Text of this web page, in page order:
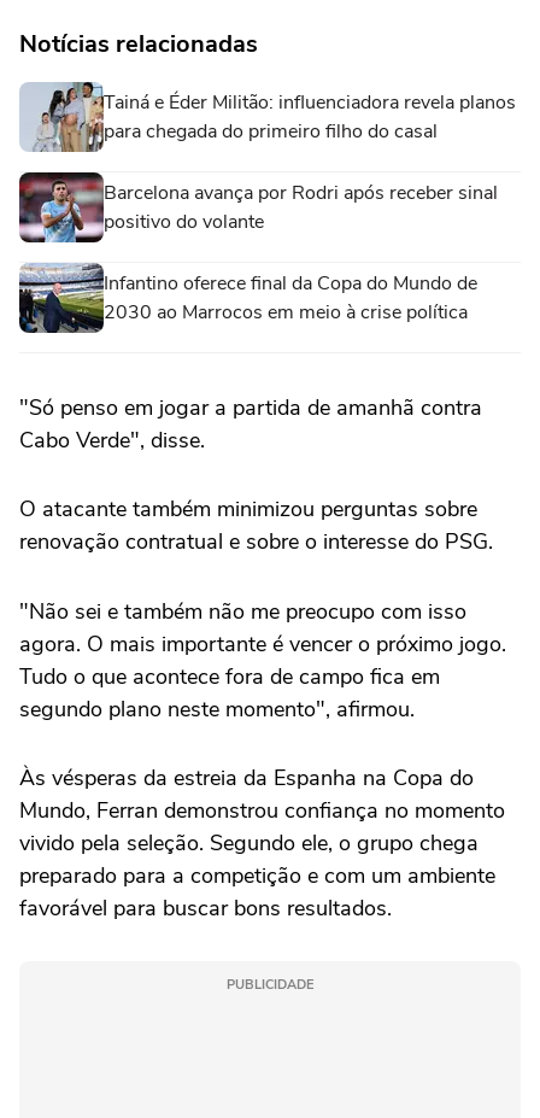
Notícias relacionadas
Tainá e Éder Militão: influenciadora revela planos
para chegada do primeiro filho do casal
Barcelona avança por Rodri após receber sinal
positivo do volante
Infantino oferece final da Copa do Mundo de
2030 ao Marrocos em meio à crise política
"Só penso em jogar a partida de amanhã contra
Cabo Verde", disse.
O atacante também minimizou perguntas sobre
renovação contratual e sobre o interesse do PSG.
"Não sei e também não me preocupo com isso
agora. O mais importante é vencer o próximo jogo.
Tudo o que acontece fora de campo fica em
segundo plano neste momento", afirmou.
Às vésperas da estreia da Espanha na Copa do
Mundo, Ferran demonstrou confiança no momento
vivido pela seleção. Segundo ele, o grupo chega
preparado para a competição e com um ambiente
favorável para buscar bons resultados.
PUBLICIDADE